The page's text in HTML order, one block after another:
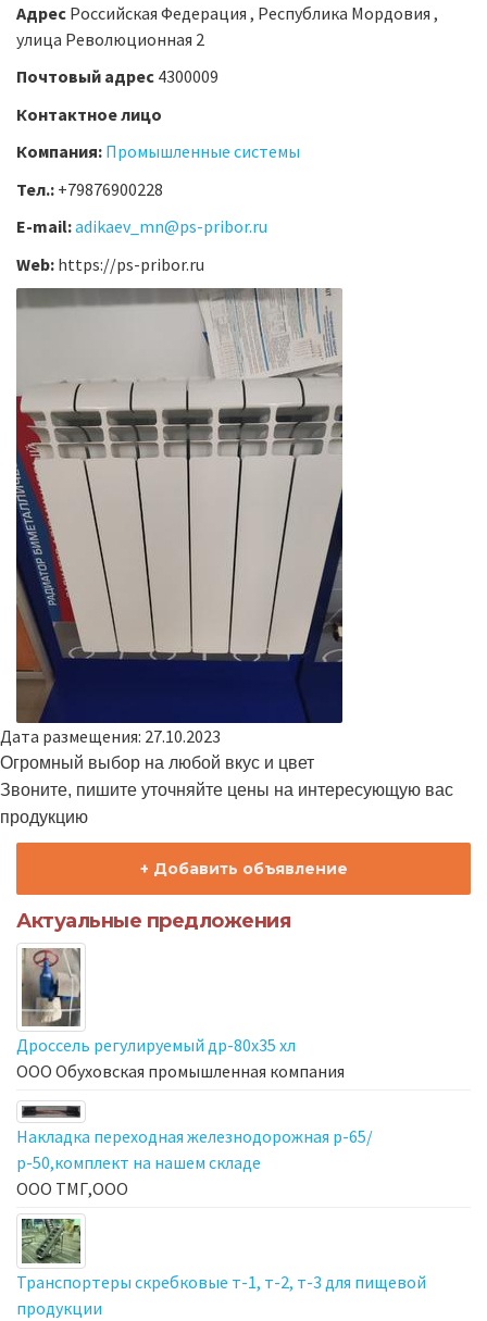
Адрес Российская Федерация , Республика Мордовия ,
улица Революционная 2
Почтовый адрес 4300009
Контактное лицо
Компания: Промышленные системы
Тел.: +79876900228
E-mail:adikaev_mn@ps-pribor.ru
Web: https://ps-pribor.ru
Дата размещения: 27.10.2023
Огромный выбор на любой вкус и цвет
Звоните, пишите уточняйте цены на интересующую вас
продукцию
+ Добавить объявление
Актуальные предложения
Дроссель регулируемый др-80х35 хл
ООО Обуховская промышленная компания
Накладка переходная железнодорожная р-65/
р-50,комплект на нашем складе
ООО ТМГ,ООО
Транспортеры скребковые т-1, т-2, т-3 для пищевой
продукции